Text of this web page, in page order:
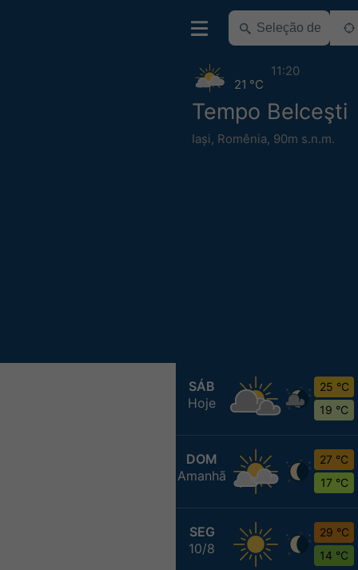
Tempo Belceşti
Iași, Romênia, 90m s.n.m.
21 °C
11:20
SÁB
Hoje
25 °C
19 °C
DOM
Amanhã
27 °C
17 °C
SEG
10/8
29 °C
14 °C